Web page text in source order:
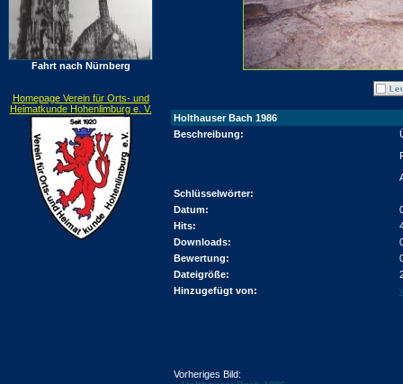
Fahrt nach Nürnberg
Homepage Verein für Orts- und
Heimatkunde Hohenlimburg e. V.
Holthauser Bach 1986
Beschreibung:
Schlüsselwörter:
Datum:
Hits:
Downloads:
Bewertung:
Dateigröße:
Hinzugefügt von:
Vorheriges Bild: